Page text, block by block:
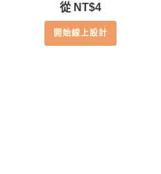
從 NT$4
開始線上設計